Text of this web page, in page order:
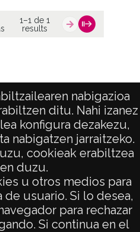
nabigazioa
ditu. Nahi izanez
konfigura dezakezu,
nabigatzen jarraitzeko.
cookieak erabiltzea
duzu.
u otros medios para
usuario. Si lo desea,
para rechazar
Si continua en el
1–1 de 1
results
1–1 de 1
results